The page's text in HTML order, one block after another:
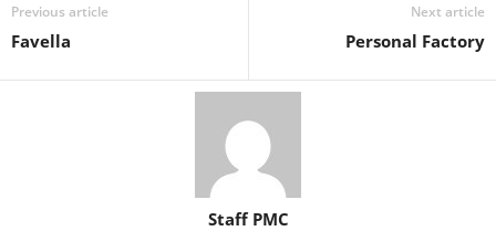
Previous article
Favella
Next article
Personal Factory
Staff PMC